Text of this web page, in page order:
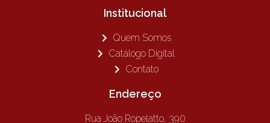
Institucional
Quem Somos
Catálogo Digital
Contato
Endereço
Rua João Ropelatto, 390